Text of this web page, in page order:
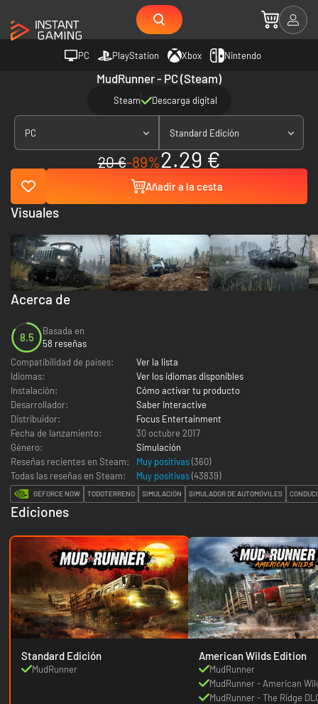
PC PlayStation Xbox Nintendo
MudRunner - PC (Steam)
Steam Descarga digital
PC Standard Edición
20 €-89%2.29 €
Añadir a la cesta
Acerca de
8.5
Basada en
58 reseñas
Compatibilidad de países:
Ver la lista
Idiomas:
Ver los idiomas disponibles
Instalación:
Cómo activar tu producto
Desarrollador:
Saber Interactive
Distribuidor:
Focus Entertainment
Fecha de lanzamiento:
30 octubre 2017
Género:
Simulación
Reseñas recientes en Steam:
Muy positivas(360)
Todas las reseñas en Steam:
Muy positivas(43839)
GEFORCE NOW TODOTERRENO SIMULACIÓN SIMULADOR DE AUTOMÓVILES
Ediciones
Standard Edición
MudRunner
American Wilds Edition
MudRunner
MudRunner - American
Expansion
MudRunner - The Ridge
Visuales